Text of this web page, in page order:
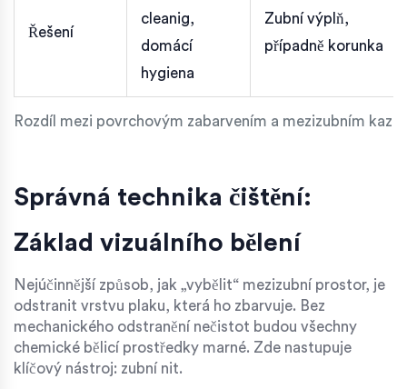
Rozdíl mezi povrchovým zabarvením a mezizubním
Řešení
cleanig,
domácí
hygiena
Zubní výplň,
případně korunka
Správná technika čištění:
Základ vizuálního bělení
Nejúčinnější způsob, jak „vybělit“ mezizubní prostor, je
odstranit vrstvu plaku, která ho zbarvuje. Bez
mechanického odstranění nečistot budou všechny
chemické bělicí prostředky marné. Zde nastupuje
klíčový nástroj: zubní nit.